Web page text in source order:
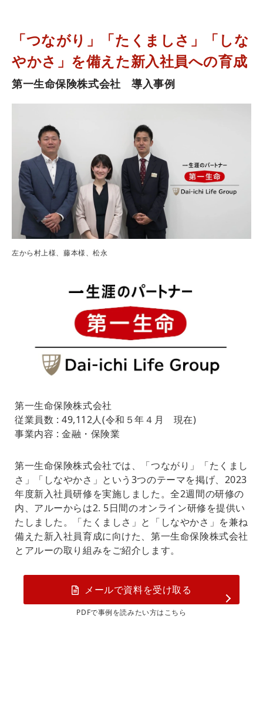
「つながり」「たくましさ」「しな
やかさ」を備えた新入社員への育成
第一生命保険株式会社　導入事例
左から村上様、藤本様、松永
第一生命保険株式会社
従業員数 : 49,112人(令和５年４月 現在)
事業内容 : 金融・保険業
第一生命保険株式会社では、「つながり」「たくまし
さ」「しなやかさ」という3つのテーマを掲げ、2023
年度新入社員研修を実施しました。全2週間の研修の
内、アルーからは2. 5日間のオンライン研修を提供い
たしました。「たくましさ」と「しなやかさ」を兼ね
備えた新入社員育成に向けた、第一生命保険株式会社
とアルーの取り組みをご紹介します。
メールで資料を受け取る
PDFで事例を読みたい方はこちら